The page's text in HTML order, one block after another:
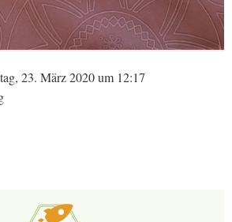
23. März 2020 um 12:17